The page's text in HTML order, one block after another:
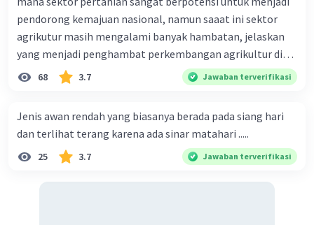
pendorong kemajuan nasional, namun saaat ini sektor
agrikutur masih mengalami banyak hambatan, jelaskan
yang menjadi penghambat perkembangan agrikultur di
indonesia
68 3.7 Jawaban terverifikasi
Jenis awan rendah yang biasanya berada pada siang hari
dan terlihat terang karena ada sinar matahari .....
25 3.7 Jawaban terverifikasi